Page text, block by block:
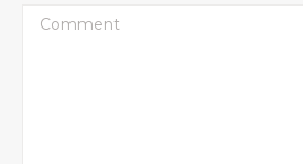
Comment